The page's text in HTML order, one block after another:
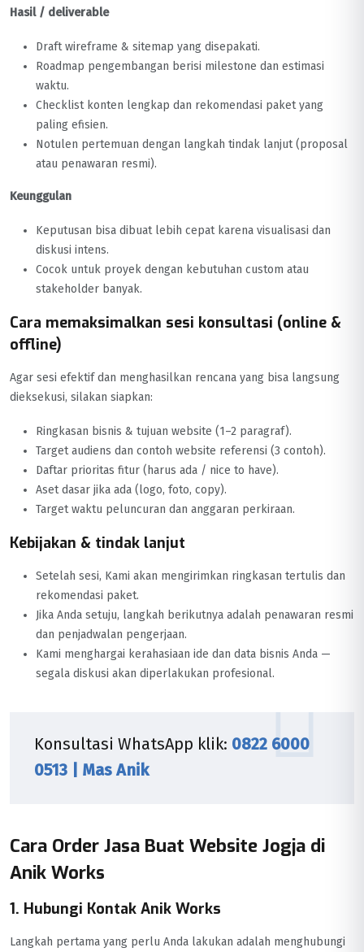
Hasil / deliverable
Draft wireframe & sitemap yang disepakati.
Roadmap pengembangan berisi milestone dan estimasi
waktu.
Checklist konten lengkap dan rekomendasi paket yang
paling efisien.
Notulen pertemuan dengan langkah tindak lanjut (proposal
atau penawaran resmi).
Keunggulan
Keputusan bisa dibuat lebih cepat karena visualisasi dan
diskusi intens.
Cocok untuk proyek dengan kebutuhan custom atau
stakeholder banyak.
Cara memaksimalkan sesi konsultasi (online &
offline)
Agar sesi efektif dan menghasilkan rencana yang bisa langsung
dieksekusi, silakan siapkan:
Ringkasan bisnis & tujuan website (1–2 paragraf).
Target audiens dan contoh website referensi (3 contoh).
Daftar prioritas fitur (harus ada / nice to have).
Aset dasar jika ada (logo, foto, copy).
Target waktu peluncuran dan anggaran perkiraan.
Kebijakan & tindak lanjut
Setelah sesi, Kami akan mengirimkan ringkasan tertulis dan
rekomendasi paket.
Jika Anda setuju, langkah berikutnya adalah penawaran resmi
dan penjadwalan pengerjaan.
Kami menghargai kerahasiaan ide dan data bisnis Anda —
segala diskusi akan diperlakukan profesional.
Konsultasi WhatsApp klik: 0822 6000
0513 | Mas Anik
Cara Order Jasa Buat Website Jogja di
Anik Works
1. Hubungi Kontak Anik Works
Langkah pertama yang perlu Anda lakukan adalah menghubungi